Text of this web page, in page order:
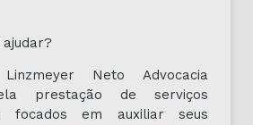
Neto Advocacia
prestação de serviços
focados em auxiliar seus